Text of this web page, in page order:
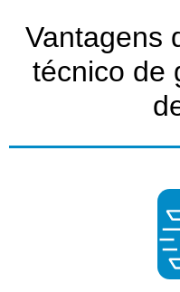
Vantagens
técnico de